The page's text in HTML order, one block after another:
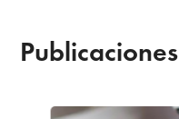
Publicaciones